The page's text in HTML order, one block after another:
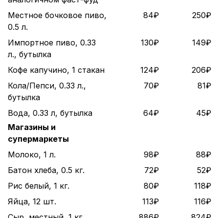
Местное бочковое пиво,
0.5 л.
84₽ 250₽
Импортное пиво, 0.33
л., бутылка
130₽ 149₽
Кофе капучино, 1 стакан 124₽
206₽
Кола/Пепси, 0.33 л.,
бутылка
70₽ 81₽
Вода, 0.33 л, бутылка 64₽
45₽
Магазины и
супермаркеты
Молоко, 1 л.
98₽
88₽
Батон хлеба, 0.5 кг.
72₽
52₽
Рис белый, 1 кг.
80₽
118₽
Яйца, 12 шт.
113₽
116₽